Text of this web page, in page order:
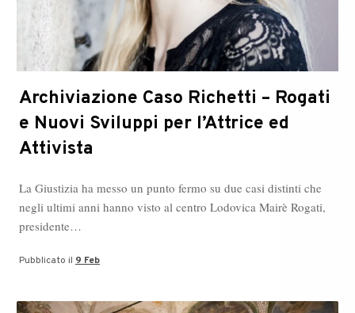
Archiviazione Caso Richetti – Rogati
e Nuovi Sviluppi per l’Attrice ed
Attivista
La Giustizia ha messo un punto fermo su due casi distinti che
negli ultimi anni hanno visto al centro Lodovica Mairè Rogati,
presidente…
Pubblicato il 9 Feb